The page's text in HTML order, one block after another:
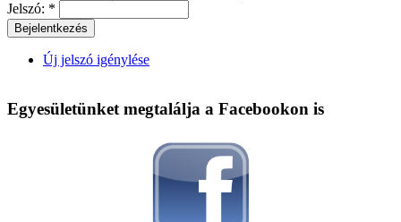
Jelszó: *
Új jelszó igénylése
Egyesületünket megtalálja a Facebookon is